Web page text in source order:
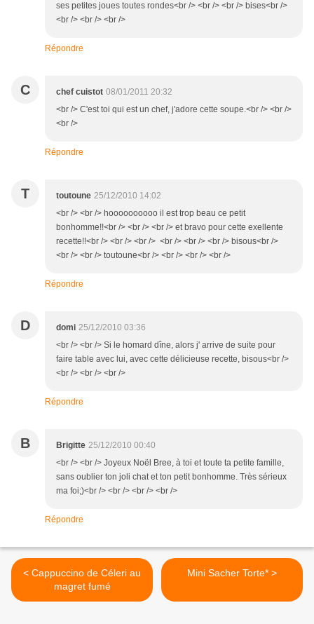
ses petites joues toutes rondes<br /> <br /> <br /> bises<br />
<br /> <br /> <br />
Répondre
C chef cuistot 08/01/2011 20:32
<br /> C'est toi qui est un chef, j'adore cette soupe.<br /> <br />
<br />
Répondre
T toutoune 25/12/2010 14:02
<br /> <br /> hoooooooooo il est trop beau ce petit
bonhomme!!<br /> <br /> <br /> et bravo pour cette exellente
recette!!<br /> <br /> <br /> <br /> <br /> <br /> bisous<br />
<br /> <br /> toutoune<br /> <br /> <br /> <br />
Répondre
D domi 25/12/2010 03:36
<br /> <br /> Si le homard dîne, alors j' arrive de suite pour
faire table avec lui, avec cette délicieuse recette, bisous<br />
<br /> <br /> <br />
Répondre
B Brigitte 25/12/2010 00:40
<br /> <br /> Joyeux Noël Bree, à toi et toute ta petite famille,
sans oublier ton joli chat et ton petit bonhomme. Très sérieux
ma foi;)<br /> <br /> <br /> <br />
Répondre
< Cappuccino de Céleri au
magret fumé
Mini Sacher Torte* >